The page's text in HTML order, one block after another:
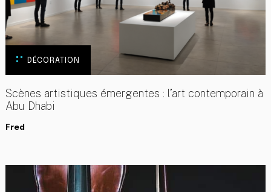
DÉCORATION
Scènes artistiques émergentes : l’art contemporain à
Abu Dhabi
Fred